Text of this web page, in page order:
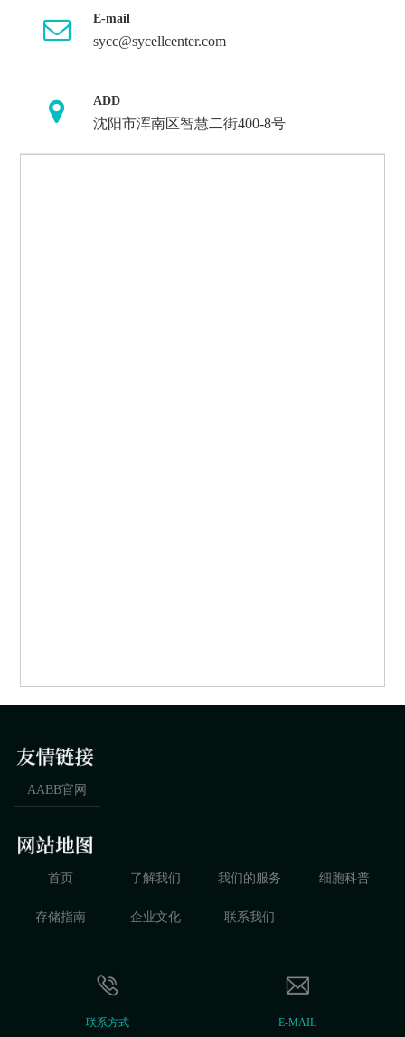
E-mail
sycc@sycellcenter.com
ADD
沈阳市浑南区智慧二街400-8号
AABB官网
首页 了解我们 我们的服务 细胞科普
存储指南 企业文化 联系我们
联系方式 E-MAIL